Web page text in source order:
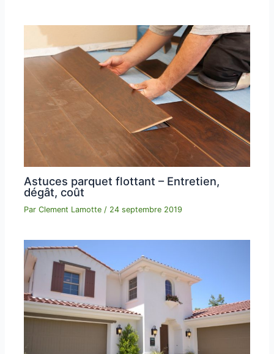
Astuces parquet flottant – Entretien,
dégât, coût
ParClement Lamotte / 24 septembre 2019